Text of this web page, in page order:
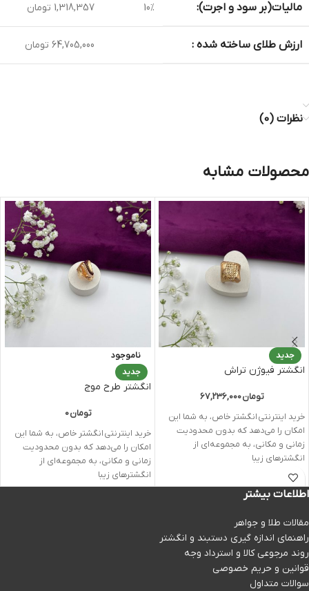
مالیات(بر سود و اجرت): 10% 1,318,357 تومان
ارزش طلای ساخته شده : 64,705,000 تومان
نظرات (0)
محصولات مشابه
جدید
انگشتر فیوژن تراش
تومان67,236,000
خرید اینترنتی انگشتر خاص، به شما این
امکان را می‌دهد که بدون محدودیت
زمانی و مکانی، به مجموعه‌ای از
انگشترهای زیبا
ناموجود
جدید
انگشتر طرح موج
تومان0
خرید اینترنتی انگشتر خاص، به شما این
امکان را می‌دهد که بدون محدودیت
زمانی و مکانی، به مجموعه‌ای از
انگشترهای زیبا
اطلاعات بیشتر
مقالات طلا و جواهر
راهنمای اندازه گیری دستبند و انگشتر
روند مرجوعی کالا و استرداد وجه
قوانین و حریم خصوصی
سوالات متداول